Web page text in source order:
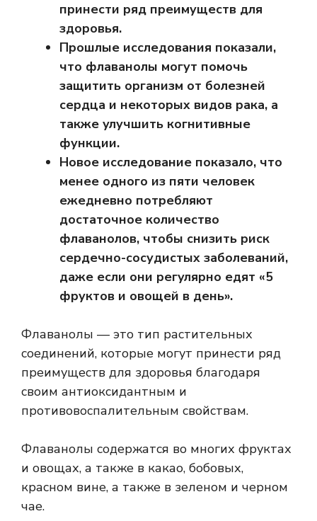
принести ряд преимуществ для
здоровья.
Прошлые исследования показали,
что флаванолы могут помочь
защитить организм от болезней
сердца и некоторых видов рака, а
также улучшить когнитивные
функции.
Новое исследование показало, что
менее одного из пяти человек
ежедневно потребляют
достаточное количество
флаванолов, чтобы снизить риск
сердечно-сосудистых заболеваний,
даже если они регулярно едят «5
фруктов и овощей в день».
Флаванолы — это тип растительных
соединений, которые могут принести ряд
преимуществ для здоровья благодаря
своим антиоксидантным и
противовоспалительным свойствам.
Флаванолы содержатся во многих фруктах
и ​​овощах, а также в какао, бобовых,
красном вине, а также в зеленом и черном
чае.